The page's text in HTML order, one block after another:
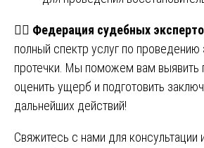
👷‍♂️ Федерация судебных
полный спектр услуг по проведению
протечки. Мы поможем вам выявить
оценить ущерб и подготовить
дальнейших действий!
Свяжитесь с нами для консультации